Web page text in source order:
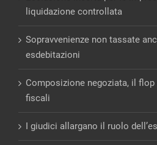
liquidazione controllata
Sopravvenienze non tassate
esdebitazioni
Composizione negoziata, il flop
fiscali
I giudici allargano il ruolo